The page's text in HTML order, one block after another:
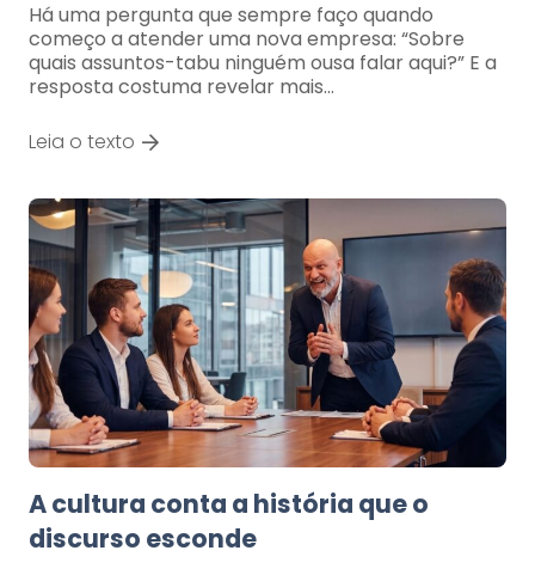
Há uma pergunta que sempre faço quando
começo a atender uma nova empresa: “Sobre
quais assuntos-tabu ninguém ousa falar aqui?” E a
resposta costuma revelar mais…
Leia o texto
A cultura conta a história que o
discurso esconde